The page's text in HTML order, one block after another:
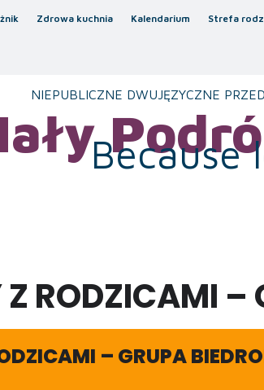
Zdrowa kuchnia Kalendarium Strefa
NIEPUBLICZNE DWUJĘZYCZNE
Because
RODZICAMI –
– GRUPA